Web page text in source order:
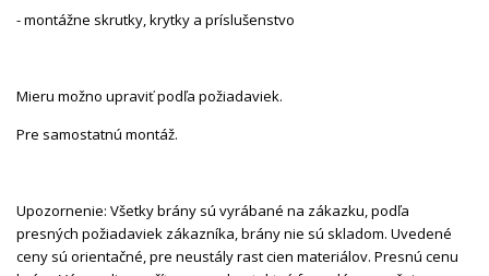
- montážne skrutky, krytky a príslušenstvo
Mieru možno upraviť podľa požiadaviek.
Pre samostatnú montáž.
Upozornenie: Všetky brány sú vyrábané na zákazku, podľa
presných požiadaviek zákazníka, brány nie sú skladom. Uvedené
ceny sú orientačné, pre neustály rast cien materiálov. Presnú cenu